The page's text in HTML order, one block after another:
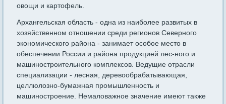
овощи и картофель.
Архангельская область - одна из наиболее развитых в
хозяйственном отношении среди регионов Северного
экономического района - занимает особое место в
обеспечении России и района продукцией лес-ного и
машиностроительного комплексов. Ведущие отрасли
специализации - лесная, деревообрабатывающая,
целлюлозно-бумажная промышленность и
машиностроение. Немаловажное значение имеют также